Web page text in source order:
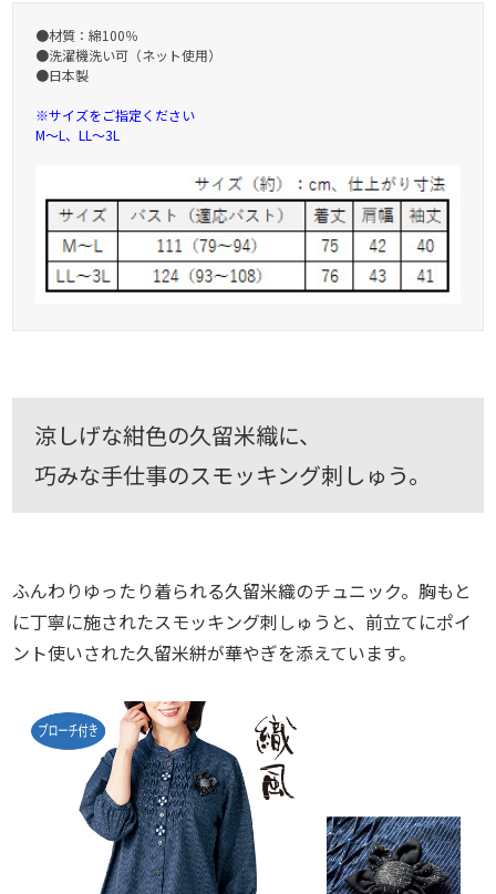
●材質：綿100％
●洗濯機洗い可（ネット使用）
●日本製
※サイズをご指定ください
M〜L、LL〜3L
涼しげな紺色の久留米織に、
巧みな手仕事のスモッキング刺しゅう。
ふんわりゆったり着られる久留米織のチュニック。胸もと
に丁寧に施されたスモッキング刺しゅうと、前立てにポイ
ント使いされた久留米絣が華やぎを添えています。